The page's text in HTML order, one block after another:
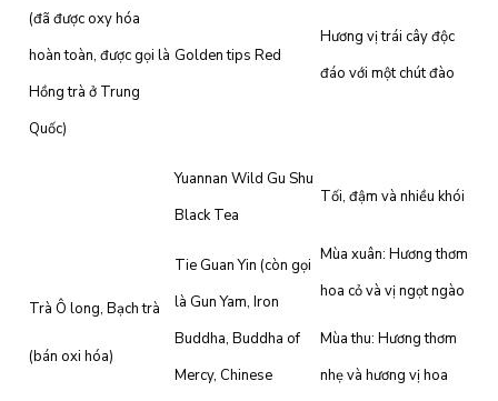
(đã được oxy hóa
hoàn toàn, được gọi là
Hồng trà ở Trung
Quốc)
Golden tips Red
Hương vị trái cây độc
đáo với một chút đào
Yuannan Wild Gu Shu
Black Tea
Tối, đậm và nhiều khói
Trà Ô long, Bạch trà
(bán oxi hóa)
Tie Guan Yin (còn gọi
là Gun Yam, Iron
Buddha, Buddha of
Mercy, Chinese
Mùa xuân: Hương thơm
hoa cỏ và vị ngọt ngào
Mùa thu: Hương thơm
nhẹ và hương vị hoa